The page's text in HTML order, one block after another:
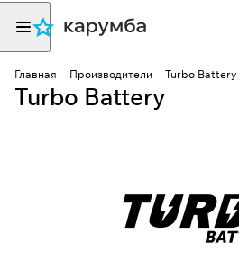
Главная Производители Turbo Battery
Turbo Battery